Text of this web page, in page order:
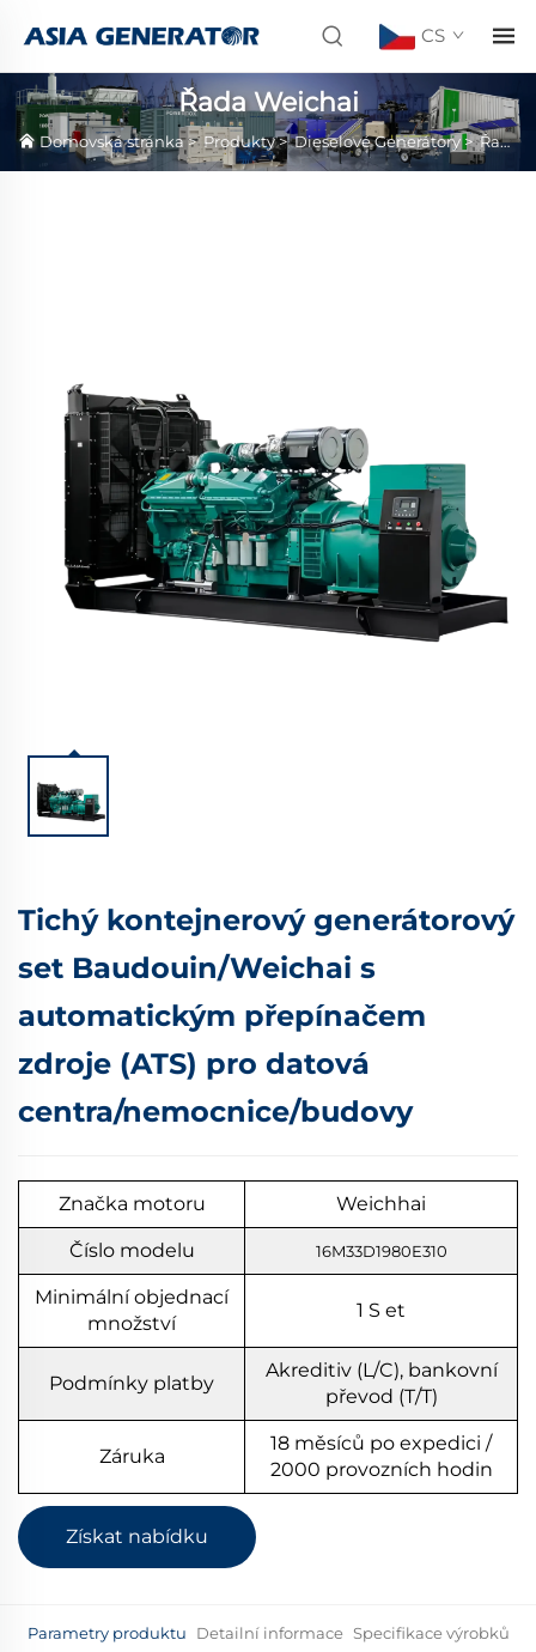
CS
Řada Weichai
Domovská stránka>Produkty>Dieselové Generátory >Řada Weichai
Tichý kontejnerový generátorový
set Baudouin/Weichai s
automatickým přepínačem
zdroje (ATS) pro datová
centra/nemocnice/budovy
Značka motoru Weichhai
Číslo modelu 16M33D1980E310
Minimální objednací
množství
1 S et
Podmínky platby
Akreditiv (L/C), bankovní
převod (T/T)
Záruka
18 měsíců po expedici /
2000 provozních hodin
Získat nabídku
Parametry produktu Detailní informace Specifikace výrobků